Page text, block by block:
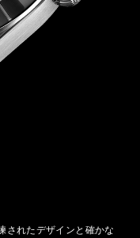
されたデザインと確かな